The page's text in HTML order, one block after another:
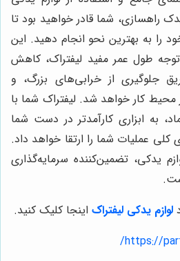
راهسازی، شما قادر خواهید بود تا
را به بهترین نحو انجام دهید. این
طول عمر مفید لیفتراک، کاهش
جلوگیری از خرابی‌های بزرگ، و
محیط کار خواهد شد. لیفتراک شما با
به ابزاری کارآمدتر در دست شما
عملیات شما را ارتقا خواهد داد.
یدکی، تضمین‌کننده سرمایه‌گذاری
لوازم یدکی لیفتراک اینجا کلیک کنید.
https://